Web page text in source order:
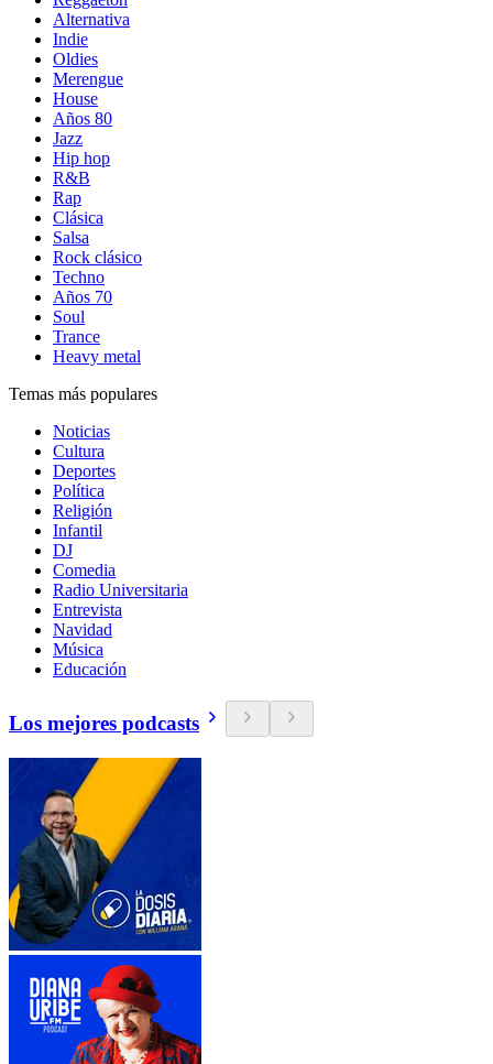
Alternativa
Indie
Oldies
Merengue
House
Años 80
Jazz
Hip hop
R&B
Rap
Clásica
Salsa
Rock clásico
Techno
Años 70
Soul
Trance
Heavy metal
Temas más populares
Noticias
Cultura
Deportes
Política
Religión
Infantil
DJ
Comedia
Radio Universitaria
Entrevista
Navidad
Música
Educación
Los mejores podcasts